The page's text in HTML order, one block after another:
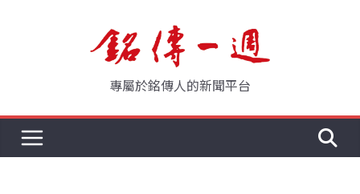
專屬於銘傳人的新聞平台